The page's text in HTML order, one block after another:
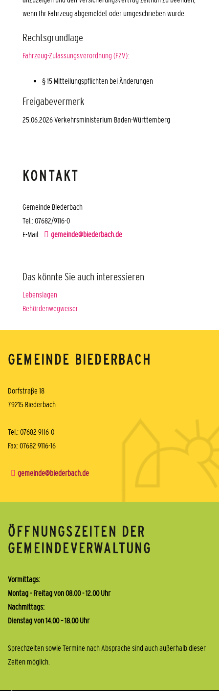
wenn Ihr Fahrzeug abgemeldet oder umgeschrieben wurde
Rechtsgrundlage
Fahrzeug-Zulassungsverordnung (FZV):
§ 15 Mitteilungspflichten bei Änderungen
Freigabevermerk
25.06.2026 Verkehrsministerium Baden-Württemberg
KONTAKT
Gemeinde Biederbach
Tel.: 07682/9116-0
E-Mail:
gemeinde@biederbach.de
Das könnte Sie auch interessieren
Lebenslagen
Behördenwegweiser
GEMEINDE BIEDERBACH
Dorfstraße 18
79215 Biederbach
Tel.: 07682 9116-0
Fax: 07682 9116-16
gemeinde@biederbach.de
ÖFFNUNGSZEITEN DER
GEMEINDEVERWALTUNG
Vormittags:
Montag - Freitag von 08.00 - 12.00 Uhr
Nachmittags:
Dienstag von 14.00 – 18.00 Uhr
Sprechzeiten sowie Termine nach Absprache sind auch außerhalb dieser
Zeiten möglich.